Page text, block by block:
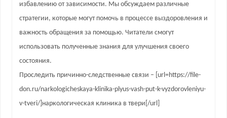
избавлению от зависимости. Мы обсуждаем различные
стратегии, которые могут помочь в процессе выздоровления и
важность обращения за помощью. Читатели смогут
использовать полученные знания для улучшения своего
состояния.
Проследить причинно-следственные связи – [url=https://file-
don.ru/narkologicheskaya-klinika-plyus-vash-put-k-vyzdorovleniyu-
v-tveri/]наркологическая клиника в твери[/url]